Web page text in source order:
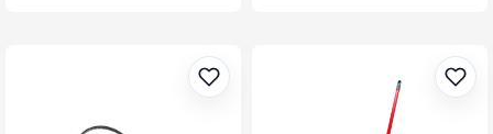
Adaugă la favorite